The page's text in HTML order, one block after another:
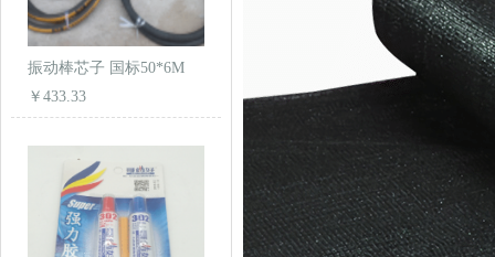
振动棒芯子 国标50*6M
￥433.33